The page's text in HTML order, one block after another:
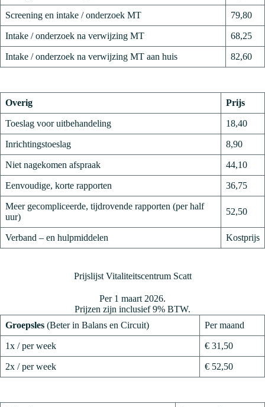
Screening en intake / onderzoek MT 79,80
Intake / onderzoek na verwijzing MT 68,25
Intake / onderzoek na verwijzing MT aan huis 82,60
Overig Prijs
Toeslag voor uitbehandeling 18,40
Inrichtingstoeslag 8,90
Niet nagekomen afspraak 44,10
Eenvoudige, korte rapporten 36,75
Meer gecompliceerde, tijdrovende rapporten (per half
uur)
52,50
Verband – en hulpmiddelen Kostprijs
Prijslijst Vitaliteitscentrum Scatt
Per 1 maart 2026.
Prijzen zijn inclusief 9% BTW.
Groepsles (Beter in Balans en Circuit) Per maand
1x / per week € 31,50
2x / per week € 52,50